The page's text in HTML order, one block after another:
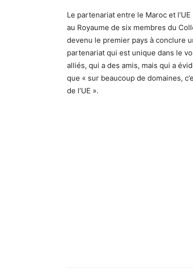
Le partenariat entre le Maroc et
au Royaume de six membres du
devenu le premier pays à conclure
partenariat qui est unique dans le
alliés, qui a des amis, mais qui a
que « sur beaucoup de domaines,
de l’UE ».